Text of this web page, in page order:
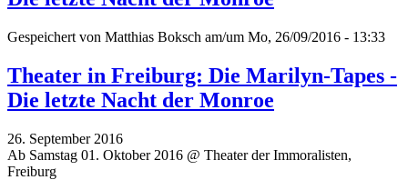
Gespeichert von Matthias Boksch am/um Mo, 26/09/2016 - 13:33
Theater in Freiburg: Die Marilyn-Tapes -
Die letzte Nacht der Monroe
26. September 2016
Ab Samstag 01. Oktober 2016 @ Theater der Immoralisten,
Freiburg